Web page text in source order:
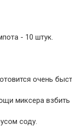
- 10 штук.
очень
миксера взбить
соду.